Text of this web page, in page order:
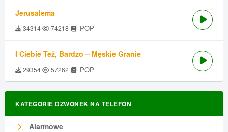
Jerusalema
34314 74218 POP
I Ciebie Też, Bardzo – Męskie Granie
29354 57262 POP
KATEGORIE DZWONEK NA TELEFON
Alarmowe